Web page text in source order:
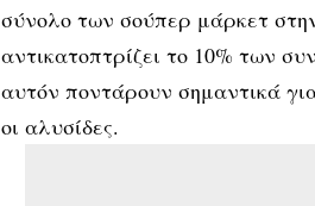
σύνολο των σούπερ μάρκετ
αντικατοπτρίζει το 10% των
αυτόν ποντάρουν σημαντικά
οι αλυσίδες.